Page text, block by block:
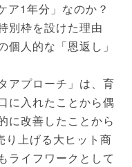
ア1年分」なのか？
別枠を設けた理由
人的な「恩返し」
アプローチ」は、育
に入れたことから偶
に改善したことから
り上げる大ヒット商
ライフワークとして